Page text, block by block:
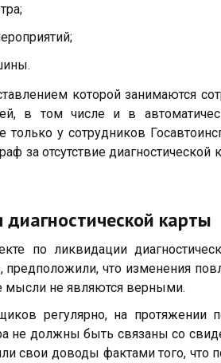
которой занимаются
в том числе и в
только у сотрудников
за отсутствие диагностической
диагностической карты
по ликвидации
что изменения
мысли не являются верными.
регулярно, на протяжении
не должны быть связаны со
свои доводы фактами того, что